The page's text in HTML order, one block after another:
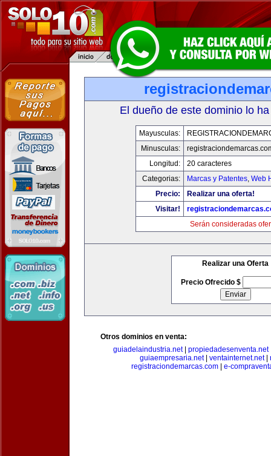
El dueño de este dominio lo
Mayusculas:
Minusculas:
Longitud:
20 caracteres
Categorias:
Marcas y Patentes, Web
Precio:
Realizar una oferta!
Visitar!
Serán consideradas
Realizar una Oferta
Precio Ofrecido $
Otros dominios en venta:
guiadelaindustria.net propiedadesenventa.net
guiaempresaria.net| ventainternet.net|
registraciondemarcas.com
e-